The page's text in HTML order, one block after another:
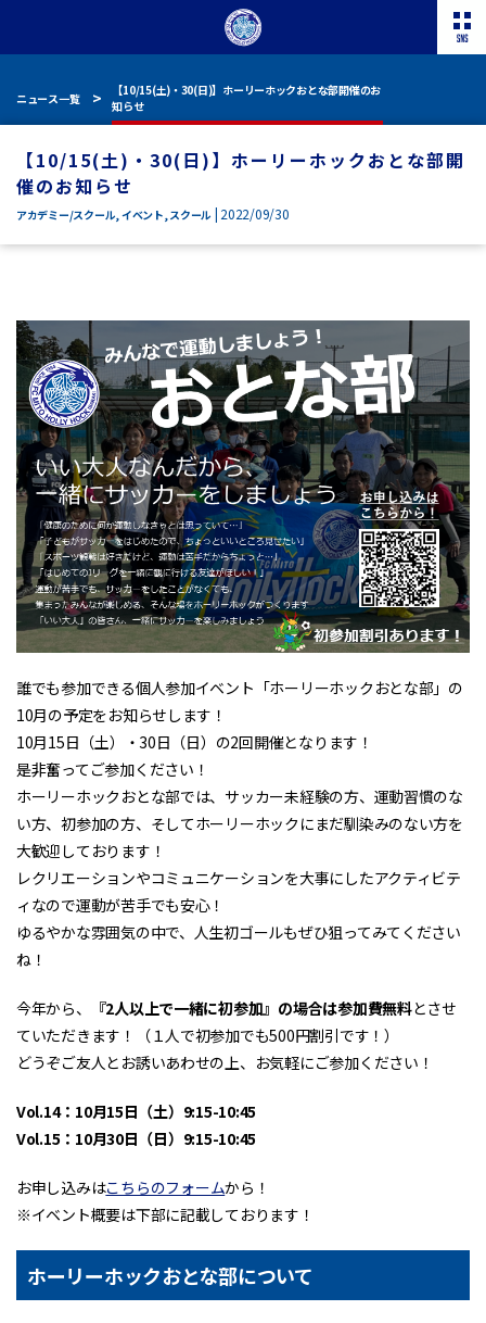
ニュース一覧
【10/15(土)・30(日)】ホーリーホックおとな部開催のお
知らせ
【10/15(土)・30(日)】ホーリーホックおとな部開
催のお知らせ
アカデミー/スクール,イベント,スクール | 2022/09/30
誰でも参加できる個人参加イベント「ホーリーホックおとな部」の
10月の予定をお知らせします！
10月15日（土）・30日（日）の2回開催となります！
是非奮ってご参加ください！
ホーリーホックおとな部では、サッカー未経験の方、運動習慣のな
い方、初参加の方、そしてホーリーホックにまだ馴染みのない方を
大歓迎しております！
レクリエーションやコミュニケーションを大事にしたアクティビテ
ィなので運動が苦手でも安心！
ゆるやかな雰囲気の中で、人生初ゴールもぜひ狙ってみてください
ね！
今年から、 『2人以上で一緒に初参加』の場合は参加費無料とさせ
ていただきます！（１人で初参加でも500円割引です！）
どうぞご友人とお誘いあわせの上、お気軽にご参加ください！
Vol.14：10月15日（土）9:15-10:45
Vol.15：10月30日（日）9:15-10:45
お申し込みはこちらのフォームから！
※イベント概要は下部に記載しております！
ホーリーホックおとな部について